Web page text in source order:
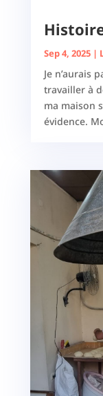
Sep 4, 2025|
Je n’aurais
travailler à
ma maison
évidence.